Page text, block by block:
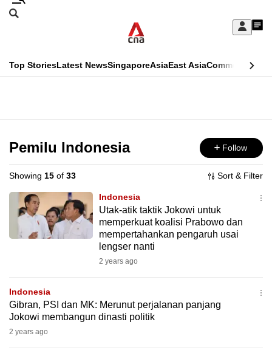
Skip
Sign
My
menu
Search
CNAR
Top StoriesLatest NewsSingaporeAsiaEast AsiaCommentary
Menu
Pemilu Indonesia Follow
Showing 15 of 33 Sort & Filter
Indonesia
Utak-atik taktik Jokowi untuk
memperkuat koalisi Prabowo dan
mempertahankan pengaruh usai
lengser nanti
2 years ago
Indonesia
Gibran, PSI dan MK: Merunut perjalanan panjang
Jokowi membangun dinasti politik
2 years ago
This
longer
supported
We
know
it's
switch
browsers
but